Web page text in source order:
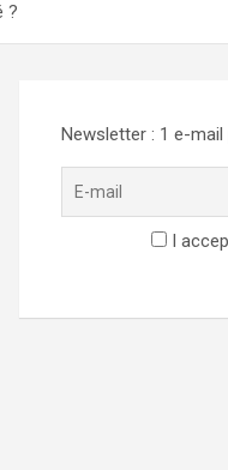
?
Newsletter : 1 e-mail
I